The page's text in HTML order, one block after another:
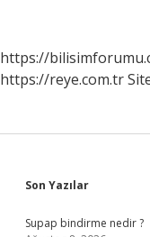
https://
https://reye.com.tr
Sidebar
Son Yazılar
Supap bindirme nedir ?